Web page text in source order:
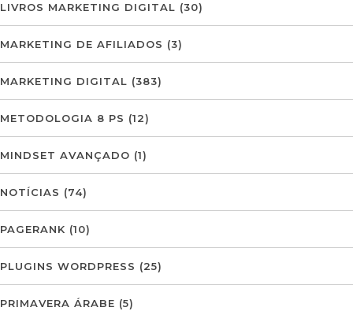
LIVROS MARKETING DIGITAL (30)
MARKETING DE AFILIADOS (3)
MARKETING DIGITAL (383)
METODOLOGIA 8 PS (12)
MINDSET AVANÇADO (1)
NOTÍCIAS (74)
PAGERANK (10)
PLUGINS WORDPRESS (25)
PRIMAVERA ÁRABE (5)